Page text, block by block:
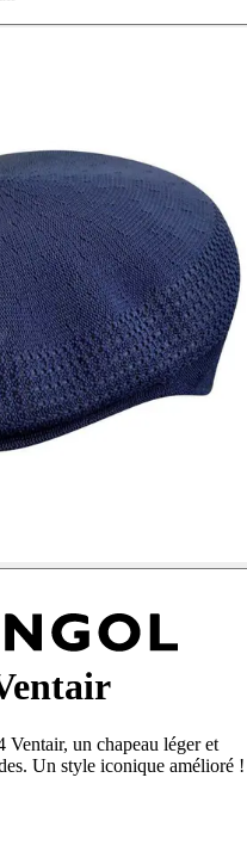
un chapeau léger et
Un style iconique amélioré !